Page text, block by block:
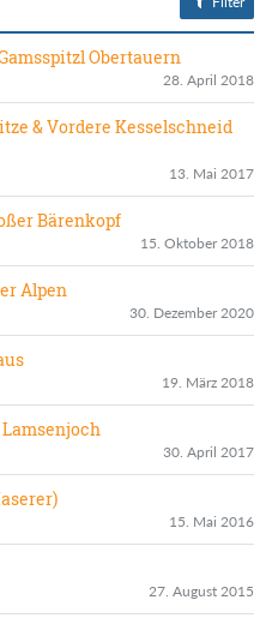
Obertauern
28. April 2018
& Vordere Kesselschneid
13. Mai 2017
Bärenkopf
15. Oktober 2018
Alpen
30. Dezember 2020
19. März 2018
30. April 2017
15. Mai 2016
27. August 2015